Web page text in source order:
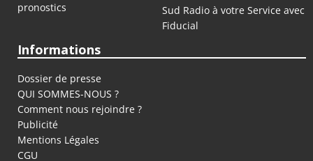
pronostics
Sud Radio à votre Service avec
Fiducial
Informations
Dossier de presse
QUI SOMMES-NOUS ?
Comment nous rejoindre ?
Publicité
Mentions Légales
CGU